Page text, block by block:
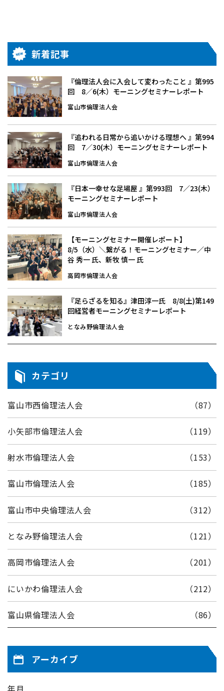
新着記事
『倫理法人会に入会して変わったこと 』第995
回 8／6(木）モーニングセミナーレポート
富山市倫理法人会
『追われる日常から追いかける理想へ 』第994
回 7／30(木）モーニングセミナーレポート
富山市倫理法人会
『日本一幸せな足場屋 』第993回 7／23(木）
モーニングセミナーレポート
富山市倫理法人会
【モーニングセミナー開催レポート】
8/5（水）＼繋がる！モーニングセミナー／中
谷 秀一 氏、新牧 慎一 氏
高岡市倫理法人会
『足らざるを知る』津田淳一氏 8/8(土)第149
回経営者モーニングセミナーレポート
となみ野倫理法人会
カテゴリ
富山市西倫理法人会 （87）
小矢部市倫理法人会 （119）
射水市倫理法人会 （153）
富山市倫理法人会 （185）
富山市中央倫理法人会 （312）
となみ野倫理法人会 （121）
高岡市倫理法人会 （201）
にいかわ倫理法人会 （212）
富山県倫理法人会 （86）
アーカイブ
年月